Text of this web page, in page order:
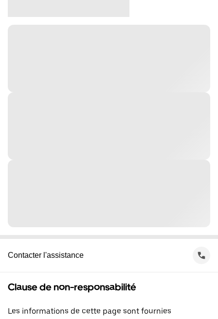
Contacter l'assistance
Clause de non-responsabilité
Les informations de cette page sont fournies